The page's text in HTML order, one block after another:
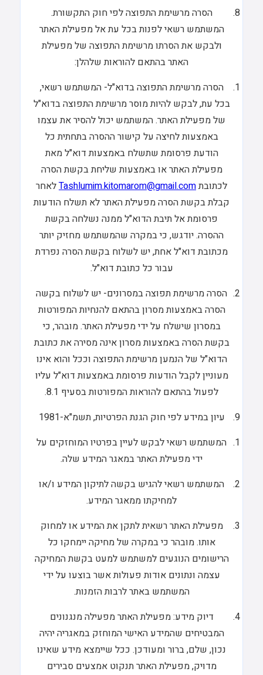
הסרה מרשימת התפוצה לפי חוק התקשורת.
המשתמש רשאי לפנות בכל עת אל מפעילת האתר
ולבקש את הסרתו מרשימת התפוצה של מפעילת
האתר בהתאם להוראות שלהלן:
הסרה מרשימת התפוצה בדוא"ל- המשתמש רשאי,
בכל עת, לבקש להיות מוסר מרשימת התפוצה בדוא"ל
של מפעילת האתר. המשתמש יכול להסיר את עצמו
באמצעות לחיצה על קישור ההסרה בתחתית כל
הודעת פרסומת שתשלח באמצעות דוא"ל מאת
מפעילת האתר או באמצעות שליחת בקשת הסרה
לכתובתTashlumim.kitomarom@gmail.comלאחר
קבלת בקשת הסרה מפעילת האתר לא תשלח הודעות
פרסומת אל תיבת הדוא"ל ממנה נשלחה בקשת
ההסרה. יודגש, כי במקרה שהמשתמש מחזיק יותר
מכתובת דוא"ל אחת, יש לשלוח בקשת הסרה נפרדת
עבור כל כתובת דוא"ל.
הסרה מרשימת תפוצה במסרונים- יש לשלוח בקשה
הסרה באמצעות מסרון בהתאם להנחיות המפורטות
במסרון שישלח על ידי מפעילת האתר. מובהר, כי
בקשת הסרה באמצעות מסרון אינה מסירה את כתובת
הדוא"ל של הנמען מרשימת התפוצה וככל והוא אינו
מעוניין לקבל הודעות פרסומת באמצעות דוא"ל עליו
לפעול בהתאם להוראות המפורטות בסעיף 8.1.
עיון במידע לפי חוק הגנת הפרטיות, תשמ"א-1981
המשתמש רשאי לבקש לעיין בפרטיו המוחזקים על
ידי מפעילת האתר במאגר המידע שלה.
המשתמש רשאי להגיש בקשה לתיקון המידע ו/או
למחיקתו ממאגר המידע.
מפעילת האתר רשאית לתקן את המידע או למחוק
אותו. מובהר כי במקרה של מחיקה יימחקו כל
הרישומים הנוגעים למשתמש למעט בקשת המחיקה
עצמה ונתונים אודות פעולות אשר בוצעו על ידי
המשתמש באתר לרבות הזמנות.
דיוק מידע: מפעילת האתר מפעילה מנגנונים
המבטיחים שהמידע האישי המוחזק במאגריה יהיה
נכון, שלם, ברור ומעודכן. ככל שיימצא מידע שאינו
מדויק, מפעילת האתר תנקוט אמצעים סבירים